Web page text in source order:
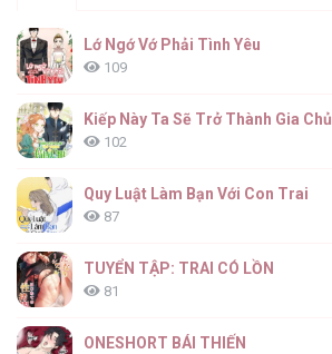
Lớ Ngớ Vớ Phải Tình Yêu
109
Kiếp Này Ta Sẽ Trở Thành Gia Chủ
102
Quy Luật Làm Bạn Với Con Trai
87
TUYỂN TẬP: TRAI CÓ LỒN
81
ONESHORT BÁI THIẾN